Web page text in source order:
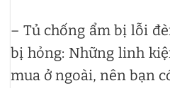
– Tủ chống ẩm bị lỗi
bị hỏng: Những linh
mua ở ngoài, nên bạn